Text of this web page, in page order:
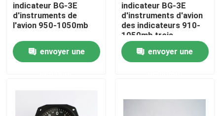
Accueil
indicateur BG-3E
d'instruments de
l'avion 950-1050mb
envoyer une
indicateur BG-3E
d'instruments d'avion
des indicateurs 910-
1050mb trois
envoyer une